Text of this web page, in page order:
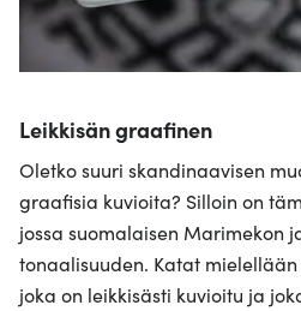
Leikkisän graafinen
Oletko suuri skandinaavisen
graafisia kuvioita? Silloin on
jossa suomalaisen Marimekon
tonaalisuuden. Katat
joka on leikkisästi kuvioitu ja